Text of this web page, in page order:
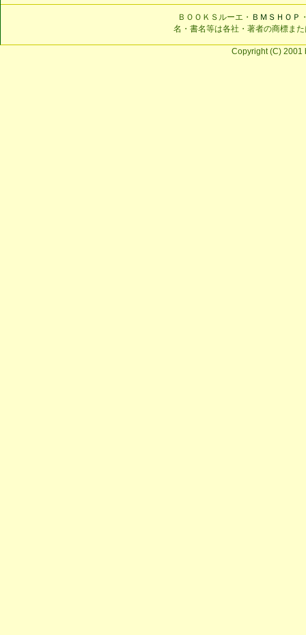
ＢＯＯＫＳルーエ・ ＢＭＳＨＯＰ
名・書名等は各社・著者の商標ま
Copyright (C) 2001